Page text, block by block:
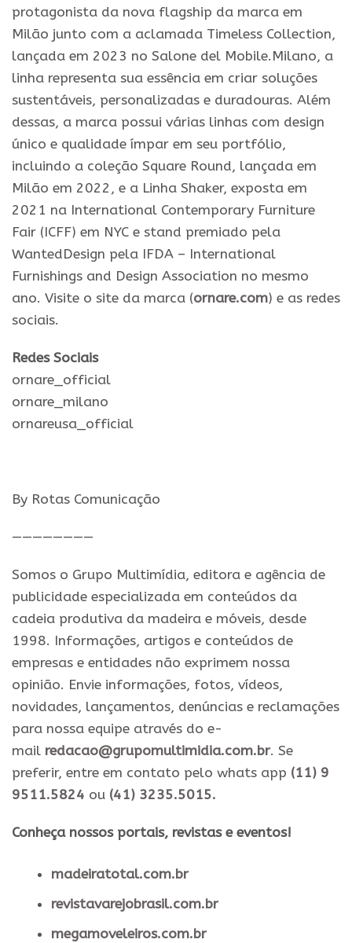
protagonista da nova flagship da marca em
Milão junto com a aclamada Timeless Collection,
lançada em 2023 no Salone del Mobile.Milano, a
linha representa sua essência em criar soluções
sustentáveis, personalizadas e duradouras. Além
dessas, a marca possui várias linhas com design
único e qualidade ímpar em seu portfólio,
incluindo a coleção Square Round, lançada em
Milão em 2022, e a Linha Shaker, exposta em
2021 na International Contemporary Furniture
Fair (ICFF) em NYC e stand premiado pela
WantedDesign pela IFDA – International
Furnishings and Design Association no mesmo
ano. Visite o site da marca (ornare.com) e as redes
sociais.
Redes Sociais
ornare_official
ornare_milano
ornareusa_official
By Rotas Comunicação
————————
Somos o Grupo Multimídia, editora e agência de
publicidade especializada em conteúdos da
cadeia produtiva da madeira e móveis, desde
1998. Informações, artigos e conteúdos de
empresas e entidades não exprimem nossa
opinião. Envie informações, fotos, vídeos,
novidades, lançamentos, denúncias e reclamações
para nossa equipe através do e-
mail redacao@grupomultimidia.com.br. Se
preferir, entre em contato pelo whats app (11) 9
9511.5824 ou (41) 3235.5015.
​Conheça nossos ​portais, revistas e eventos​!
madeiratotal.com.br
revistavarejobrasil.com.br
megamoveleiros.com.br